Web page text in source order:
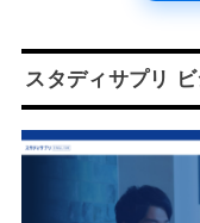
スタディサプリ